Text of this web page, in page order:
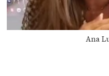
Ana